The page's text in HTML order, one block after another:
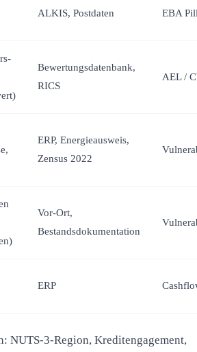
ALKIS, Postdaten EBA
Bewertungsdatenbank,
RICS
AEL /
ERP, Energieausweis,
Zensus 2022
Vor-Ort,
Bestandsdokumentation
ERP
NUTS-3-Region, Kreditengagement,